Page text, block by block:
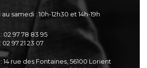
samedi : 10h-12h30 et 14h-19h
: 02 97 78 83 95
: 02 97 21 23 07
: 14 rue des Fontaines, 56100 Lorient